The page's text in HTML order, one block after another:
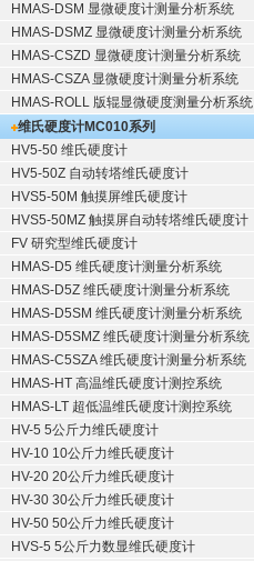
HMAS-DSM 显微硬度计测量分析系统
HMAS-DSMZ 显微硬度计测量分析系统
HMAS-CSZD 显微硬度计测量分析系统
HMAS-CSZA 显微硬度计测量分析系统
HMAS-ROLL 版辊显微硬度测量分析系统
维氏硬度计MC010系列
HV5-50 维氏硬度计
HV5-50Z 自动转塔维氏硬度计
HVS5-50M 触摸屏维氏硬度计
HVS5-50MZ 触摸屏自动转塔维氏硬度计
FV 研究型维氏硬度计
HMAS-D5 维氏硬度计测量分析系统
HMAS-D5Z 维氏硬度计测量分析系统
HMAS-D5SM 维氏硬度计测量分析系统
HMAS-D5SMZ 维氏硬度计测量分析系统
HMAS-C5SZA 维氏硬度计测量分析系统
HMAS-HT 高温维氏硬度计测控系统
HMAS-LT 超低温维氏硬度计测控系统
HV-5 5公斤力维氏硬度计
HV-10 10公斤力维氏硬度计
HV-20 20公斤力维氏硬度计
HV-30 30公斤力维氏硬度计
HV-50 50公斤力维氏硬度计
HVS-5 5公斤力数显维氏硬度计